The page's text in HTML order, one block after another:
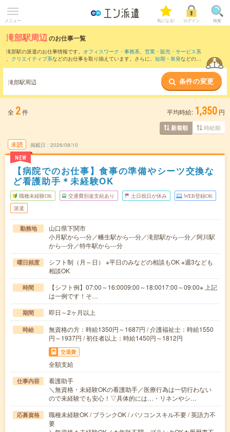
メニュー 気になる! ログイン 検索
滝部駅周辺のお仕事一覧
滝部駅の派遣のお仕事情報です。 オフィスワーク・事務系、 営業・販売・サービス系
、 クリエイティブ系などのお仕事を取り揃えています。さらに、 短期 ・ 単発などの期
また、阿川駅
など近隣駅のお仕事もご確認い
ただけます。
滝部駅周辺 条件の変更
全 2件 平均時給: 1,350 円
新着順 時給順
未読
NEW
掲載日 2026/08/10
【病院でのお仕事】食事の準備やシーツ交換な
ど看護助手＊未経験OK
職種未経験OK 交通費別途支給あり 土日祝日が休み WEB登録OK
派遣
勤務地
山口県下関市
小月駅から---分／幡生駅から---分／滝部駅から---分／阿川駅
から---分／特牛駅から---分
曜日頻度
シフト制（月～日） ※平日のみなどの相談もOK ※週3なども
相談OK
時間
【シフト例】07:00～16:0009:00～18:0017:00～09:00※ 上記
は一例です！そ…
期間 即日～2ヶ月以上
時給
無資格の方：時給1350円～1687円 / 介護福祉士：時給1550
円～1937円 / 初任者以上：時給1450円～1812円
交通費
全額支給
仕事内容
看護助手
＼無資格・未経験OKの看護助手／医療行為は一切行わない
ので未経験でも安心！▽具体的には…・リネンやシ…
応募資格
職種未経験OK / ブランクOK / パソコンスキル不要 / 英語力不
要